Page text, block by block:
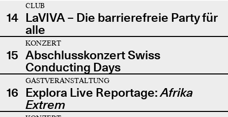
14
CLUB
LaVIVA – Die barrierefreie Party für
alle
15
KONZERT
Abschlusskonzert Swiss
Conducting Days
16
GASTVERANSTALTUNG
Explora Live Reportage:Afrika
Extrem